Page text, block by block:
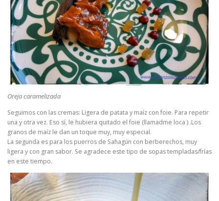
Oreja caramelizada
Seguimos con las cremas: Ligera de patata y maíz con foie. Para repetir
una y otra vez. Eso sí, le hubiera quitado el foie (llamadme loca ) .Los
granos de maíz le dan un toque muy, muy especial.
La segunda es para los puerros de Sahagún con berberechos, muy
ligera y con gran sabor. Se agradece este tipo de sopas templadas/frías
en este tiempo.